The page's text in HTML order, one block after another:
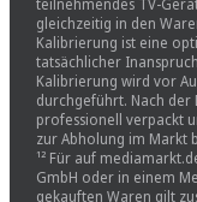
gleichzeitig in den
Kalibrierung ist eine
tatsächlicher
Kalibrierung wird vor
durchgeführt. Nach
professionell verpackt
zur Abholung im Markt
¹² Für auf
GmbH oder in einem
gekauften Waren gilt